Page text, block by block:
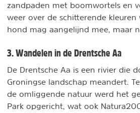
zandpaden met boomwortels en
weer over de schitterende kleuren
hond mag aangelijnd mee, maar
3. Wandelen in de Drentsche Aa
De Drentsche Aa is een rivier die
Groningse landschap meandert.
de omliggende natuur werd het
Park opgericht, wat ook